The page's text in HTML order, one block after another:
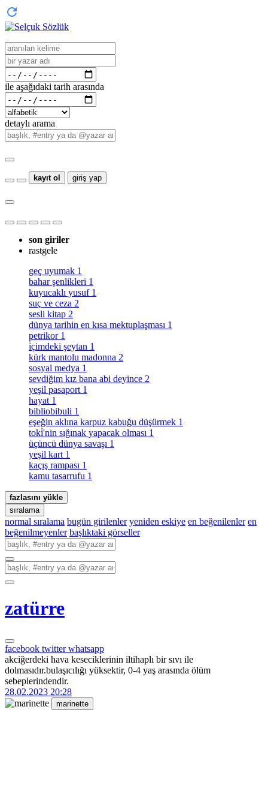
ile aşağıdaki tarih arasında
detaylı arama
kayıt ol giriş yap
son giriler
rastgele
geç uyumak 1
bahar şenlikleri 1
kuyucaklı yusuf 1
suç ve ceza 2
sesli kitap 2
dünya tarihin en kısa mektuplaşması 1
petrikor 1
i̇çimdeki şeytan 1
kürk mantolu madonna 2
sosyal medya 1
sevdiğim kız bana abi deyince 2
yeşil pasaport 1
hayat 1
bibliobibuli 1
eşeğin aklına karpuz kabuğu düşürmek 1
toki̇'nin sığınak yapacak olması 1
üçüncü dünya savaşı 1
yeşil kart 1
kaçış rampası 1
kamu tasarrufu 1
fazlasını yükle
sıralama
normal sıralama bugün girilenler yeniden eskiye en beğenilenler en
beğenilmeyenler başlıktaki görseller
zatürre
facebook twitterwhatsapp
akciğerdeki hava keseciklerinin iltihaplı bir sıvı ile
dolmasıdır.bulaşıcılığı yüksektir, 0-4 yaş arasında ölüm
sebeplerindendir.
28.02.2023 20:28
marinette